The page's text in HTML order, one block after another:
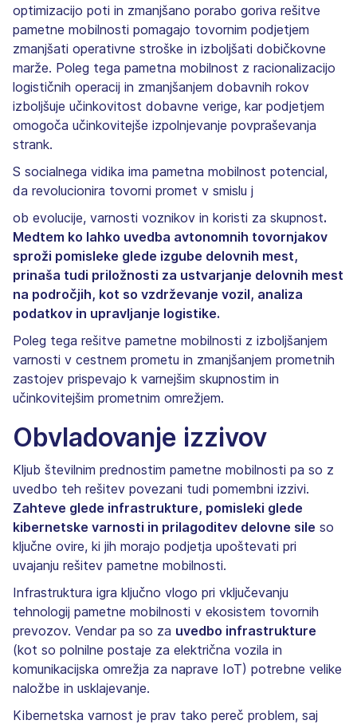
optimizacijo poti in zmanjšano porabo goriva rešitve
pametne mobilnosti pomagajo tovornim podjetjem
zmanjšati operativne stroške in izboljšati dobičkovne
marže. Poleg tega pametna mobilnost z racionalizacijo
logističnih operacij in zmanjšanjem dobavnih rokov
izboljšuje učinkovitost dobavne verige, kar podjetjem
omogoča učinkovitejše izpolnjevanje povpraševanja
strank.
S socialnega vidika ima pametna mobilnost potencial,
da revolucionira tovorni promet v smislu j
ob evolucije, varnosti voznikov in koristi za skupnost.
Medtem ko lahko uvedba avtonomnih tovornjakov
sproži pomisleke glede izgube delovnih mest,
prinaša tudi priložnosti za ustvarjanje delovnih mest
na področjih, kot so vzdrževanje vozil, analiza
podatkov in upravljanje logistike.
Poleg tega rešitve pametne mobilnosti z izboljšanjem
varnosti v cestnem prometu in zmanjšanjem prometnih
zastojev prispevajo k varnejšim skupnostim in
učinkovitejšim prometnim omrežjem.
Obvladovanje izzivov
Kljub številnim prednostim pametne mobilnosti pa so z
uvedbo teh rešitev povezani tudi pomembni izzivi.
Zahteve glede infrastrukture, pomisleki glede
kibernetske varnosti in prilagoditev delovne sile so
ključne ovire, ki jih morajo podjetja upoštevati pri
uvajanju rešitev pametne mobilnosti.
Infrastruktura igra ključno vlogo pri vključevanju
tehnologij pametne mobilnosti v ekosistem tovornih
prevozov. Vendar pa so za uvedbo infrastrukture
(kot so polnilne postaje za električna vozila in
komunikacijska omrežja za naprave IoT) potrebne velike
naložbe in usklajevanje.
Kibernetska varnost je prav tako pereč problem, saj